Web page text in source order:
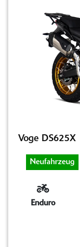
Voge DS625X
Neufahrzeug
Enduro